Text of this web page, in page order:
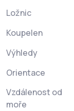
Ložnic
Koupelen
Výhledy
Orientace
Vzdálenost od
moře